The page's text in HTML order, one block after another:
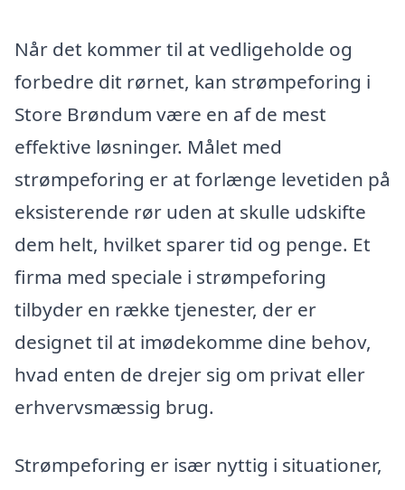
Når det kommer til at vedligeholde og
forbedre dit rørnet, kan strømpeforing i
Store Brøndum være en af de mest
effektive løsninger. Målet med
strømpeforing er at forlænge levetiden på
eksisterende rør uden at skulle udskifte
dem helt, hvilket sparer tid og penge. Et
firma med speciale i strømpeforing
tilbyder en række tjenester, der er
designet til at imødekomme dine behov,
hvad enten de drejer sig om privat eller
erhvervsmæssig brug.
Strømpeforing er især nyttig i situationer,